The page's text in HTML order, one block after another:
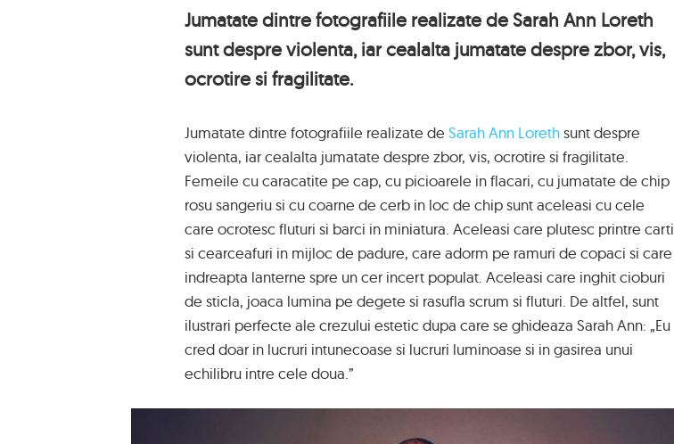
Jumatate dintre fotografiile realizate de Sarah Ann Loreth
sunt despre violenta, iar cealalta jumatate despre zbor, vis,
ocrotire si fragilitate.
Jumatate dintre fotografiile realizate de Sarah Ann Lorethsunt despre
violenta, iar cealalta jumatate despre zbor, vis, ocrotire si fragilitate.
Femeile cu caracatite pe cap, cu picioarele in flacari, cu jumatate de chip
rosu sangeriu si cu coarne de cerb in loc de chip sunt aceleasi cu cele
care ocrotesc fluturi si barci in miniatura. Aceleasi care plutesc printre carti
si cearceafuri in mijloc de padure, care adorm pe ramuri de copaci si care
indreapta lanterne spre un cer incert populat. Aceleasi care inghit cioburi
de sticla, joaca lumina pe degete si rasufla scrum si fluturi. De altfel, sunt
ilustrari perfecte ale crezului estetic dupa care se ghideaza Sarah Ann: „Eu
cred doar in lucruri intunecoase si lucruri luminoase si in gasirea unui
echilibru intre cele doua.”